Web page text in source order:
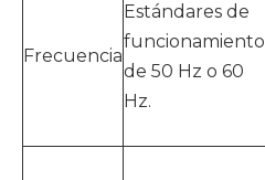
Frecuencia
Estándares de
funcionamiento
de 50 Hz o 60
Hz.